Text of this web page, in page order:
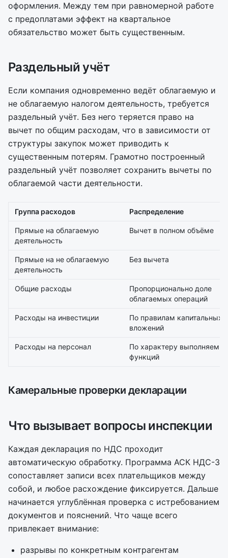
оформления. Между тем при равномерной работе
с предоплатами эффект на квартальное
обязательство может быть существенным.
Раздельный учёт
Если компания одновременно ведёт облагаемую и
не облагаемую налогом деятельность, требуется
раздельный учёт. Без него теряется право на
вычет по общим расходам, что в зависимости от
структуры закупок может приводить к
существенным потерям. Грамотно построенный
раздельный учёт позволяет сохранить вычеты по
облагаемой части деятельности.
Группа расходов Распределение
Прямые на облагаемую
деятельность
Вычет в полном объёме
Прямые на не облагаемую
деятельность
Без вычета
Общие расходы
Пропорционально доле
облагаемых операций
Расходы на инвестиции
По правилам капитальных
вложений
Расходы на персонал
По характеру
функций
Камеральные проверки декларации
Что вызывает вопросы инспекции
Каждая декларация по НДС проходит
автоматическую обработку. Программа АСК НДС-3
сопоставляет записи всех плательщиков между
собой, и любое расхождение фиксируется. Дальше
начинается углублённая проверка с истребованием
документов и пояснений. Что чаще всего
привлекает внимание:
разрывы по конкретным контрагентам